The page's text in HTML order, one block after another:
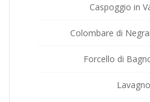
Caspoggio in
Colombare di
Forcello di